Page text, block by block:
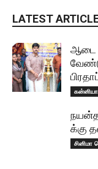
LATEST
ஆடை
க்கு
சினிமா